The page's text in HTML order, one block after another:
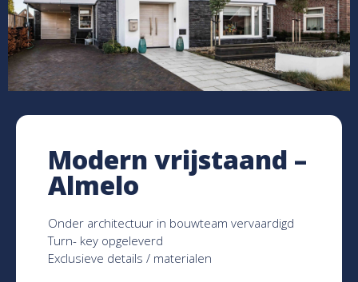
Modern vrijstaand –
Almelo
Onder architectuur in bouwteam vervaardigd
Turn- key opgeleverd
Exclusieve details / materialen